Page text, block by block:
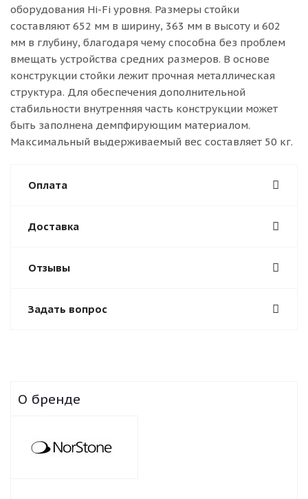
оборудования Hi-Fi уровня. Размеры стойки
составляют 652 мм в ширину, 363 мм в высоту и 602
мм в глубину, благодаря чему способна без проблем
вмещать устройства средних размеров. В основе
конструкции стойки лежит прочная металлическая
структура. Для обеспечения дополнительной
стабильности внутренняя часть конструкции может
быть заполнена демпфирующим материалом.
Максимальный выдерживаемый вес составляет 50 кг.
Оплата
Доставка
Отзывы
Задать вопрос
О бренде